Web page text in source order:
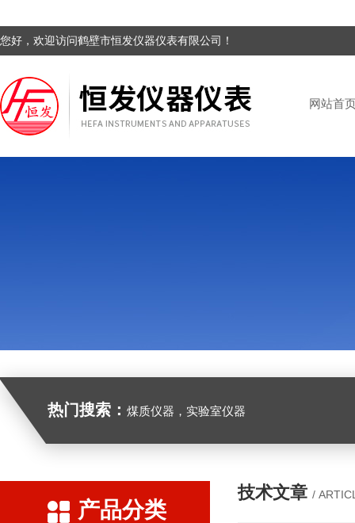
您好，欢迎访问鹤壁市恒发仪器仪表有限公司！
网站首
热门搜索： 煤质仪器，实验室仪器
产品分类
技术文章 /